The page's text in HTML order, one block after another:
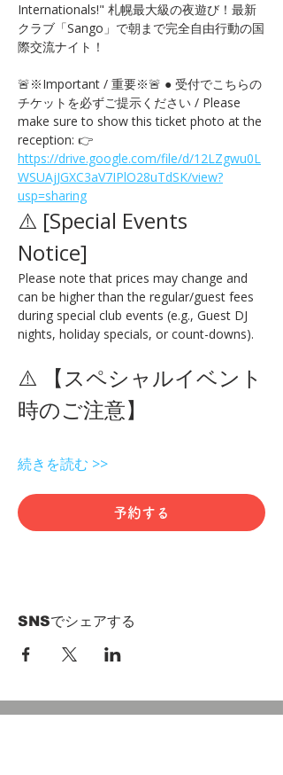
Internationals!" 札幌最大級の夜遊び！最新
クラブ「Sango」で朝まで完全自由行動の国
際交流ナイト！
🚨※Important / 重要※🚨 ● 受付でこちらの
チケットを必ずご提示ください / Please
make sure to show this ticket photo at the
reception: 👉
https://drive.google.com/file/d/12LZgwu0L
WSUAjJGXC3aV7IPlO28uTdSK/view?
usp=sharing
⚠️ [Special Events
Notice]
Please note that prices may change and
can be higher than the regular/guest fees
during special club events (e.g., Guest DJ
nights, holiday specials, or count-downs).
⚠️ 【スペシャルイベント
時のご注意】
続きを読む >>
予約する
SNSでシェアする